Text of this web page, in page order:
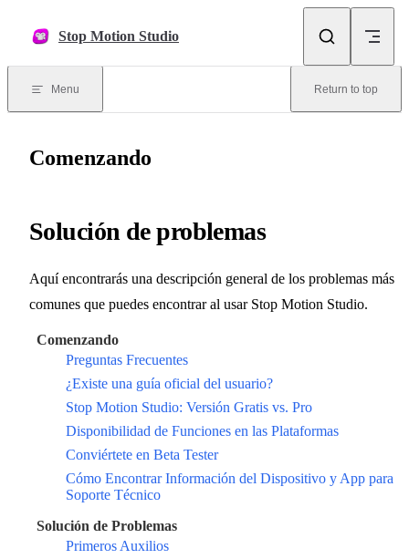
Stop Motion Studio
Menu Return to top
Comenzando
Solución de problemas
Aquí encontrarás una descripción general de los problemas más
comunes que puedes encontrar al usar Stop Motion Studio.
Comenzando
Preguntas Frecuentes
¿Existe una guía oficial del usuario?
Stop Motion Studio: Versión Gratis vs. Pro
Disponibilidad de Funciones en las Plataformas
Conviértete en Beta Tester
Cómo Encontrar Información del Dispositivo y App para
Soporte Técnico
Solución de Problemas
Primeros Auxilios